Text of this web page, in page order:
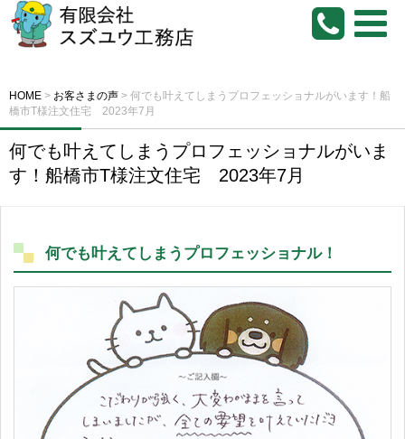
HOME > お客さまの声 > 何でも叶えてしまうプロフェッショナルがいます！船
橋市T様注文住宅 2023年7月
何でも叶えてしまうプロフェッショナルがいま
す！船橋市T様注文住宅 2023年7月
何でも叶えてしまうプロフェッショナル！